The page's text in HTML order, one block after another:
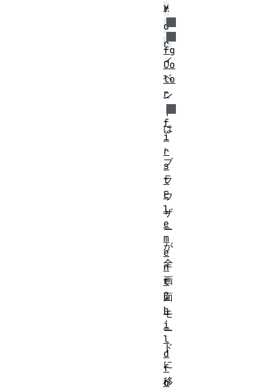
r
o
r
イ
ベ
ン
ト
は
、
ブ
ラ
ウ
ザ
ー
が
全
画
面
モ
ー
ド
に
移
y
fg
Co
lo
r
f
i
r
s
t
E
l
e
m
e
n
t
C
h
i
l
d
f
o